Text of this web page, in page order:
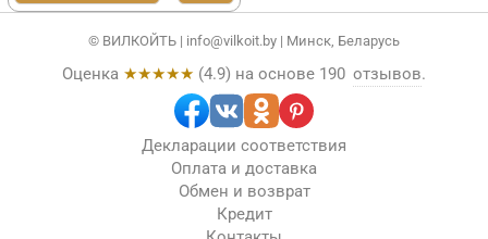
© ВИЛКОЙТЬ | info@vilkoit.by | Минск, Беларусь
Оценка ★★★★★ (4.9) на основе 190 отзывов.
Декларации соответствия
Оплата и доставка
Обмен и возврат
Кредит